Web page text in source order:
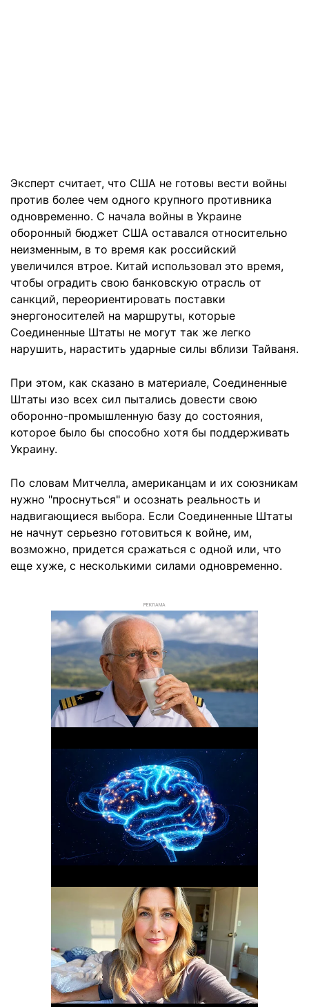
Эксперт считает, что США не готовы вести войны
против более чем одного крупного противника
одновременно. С начала войны в Украине
оборонный бюджет США оставался относительно
неизменным, в то время как российский
увеличился втрое. Китай использовал это время,
чтобы оградить свою банковскую отрасль от
санкций, переориентировать поставки
энергоносителей на маршруты, которые
Соединенные Штаты не могут так же легко
нарушить, нарастить ударные силы вблизи Тайваня.
При этом, как сказано в материале, Соединенные
Штаты изо всех сил пытались довести свою
оборонно-промышленную базу до состояния,
которое было бы способно хотя бы поддерживать
Украину.
По словам Митчелла, американцам и их союзникам
нужно "проснуться" и осознать реальность и
надвигающиеся выбора. Если Соединенные Штаты
не начнут серьезно готовиться к войне, им,
возможно, придется сражаться с одной или, что
еще хуже, с несколькими силами одновременно.
РЕКЛАМА